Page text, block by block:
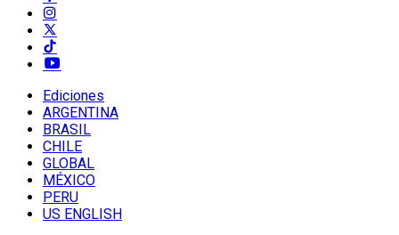
Ediciones
ARGENTINA
BRASIL
CHILE
GLOBAL
MÉXICO
PERU
US ENGLISH